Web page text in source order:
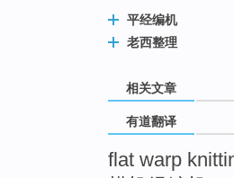
平经编机
老西整理
相关文章
有道翻译
flat warp